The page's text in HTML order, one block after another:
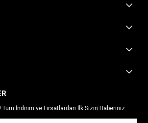
İndirim ve Fırsatlardan İlk Sizin Haberiniz